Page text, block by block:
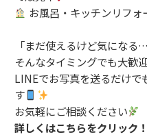
お風呂・キッチンリフォ
「まだ使えるけど気になる…
そんなタイミングでも大歓
LINEでお写真を送るだけで
す
お気軽にご相談ください
詳しくはこちらをクリック！